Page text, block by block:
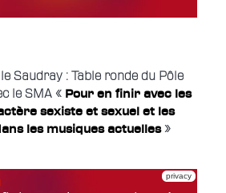
Saudray : Table ronde du Pôle
le SMA « Pour en finir avec les
sexiste et sexuel et les
les musiques actuelles»